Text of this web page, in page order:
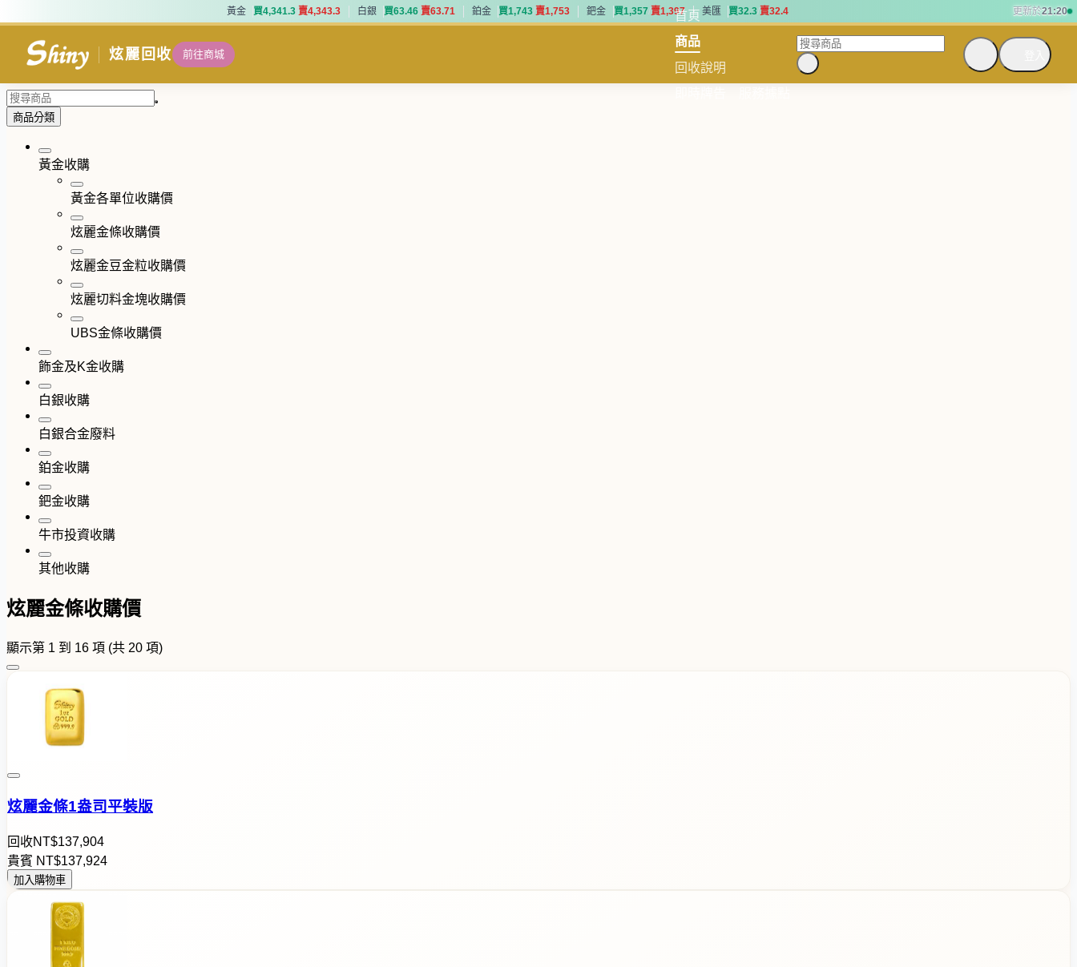
黃金 買4,341.3 賣4,343.3 白銀 買63.46 賣63.71 鉑金 買1,743 賣1,753 鈀金 買1,357 賣1,397 美匯 買32.3 賣32.4
97
更新於21:20
炫麗回收 前往商城
首頁
商品
回收說明
商品分類
黃金收購
黃金各單位收購價
炫麗金條收購價
炫麗金豆金粒收購價
炫麗切料金塊收購價
UBS金條收購價
飾金及K金收購
白銀收購
白銀合金廢料
鉑金收購
鈀金收購
牛市投資收購
其他收購
炫麗金條收購價
顯示第 1 到 16 項 (共 20 項)
炫麗金條1盎司平裝版
回收NT$137,904
貴賓 NT$137,924
加入購物車